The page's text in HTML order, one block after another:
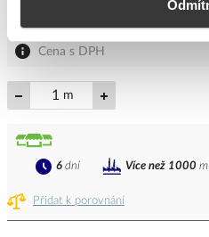
Cena s DPH
m
Přidat k porovnání
6 dní Více než 1000 m